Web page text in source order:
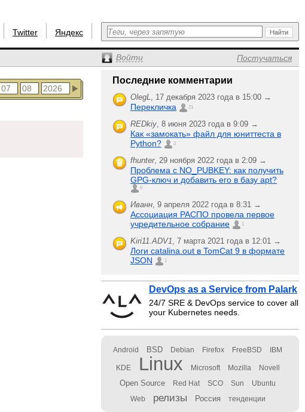
Twitter Яндекс
Войти Постучаться
Последние комментарии
OlegL, 17 декабря 2023 года в 15:00 →
Перекличка 21
REDkiy, 8 июня 2023 года в 9:09 →
Как «замокать» файл для юниттеста в
Python?
2
fhunter, 29 ноября 2022 года в 2:09 →
Проблема с NO_PUBKEY: как получить
GPG-ключ и добавить его в базу apt?
6
Иванн, 9 апреля 2022 года в 8:31 →
Ассоциация РАСПО провела первое
учредительное собрание
1
Kiri11.ADV1, 7 марта 2021 года в 12:01 →
Логи catalina.out в TomCat 9 в формате
JSON
1
DevOps as a Service from Palark
24/7 SRE & DevOps service to cover all
your Kubernetes needs.
Android BSD Debian Firefox FreeBSD IBM
KDE Linux Microsoft Mozilla Novell
Open Source Red Hat SCO Sun Ubuntu
Web релизы Россия тенденции